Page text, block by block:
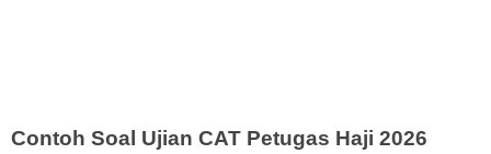
Contoh Soal Ujian CAT Petugas Haji 2026